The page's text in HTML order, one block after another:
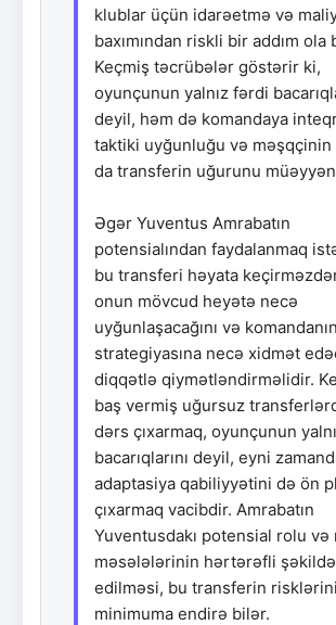
klublar üçün idarəetmə və
baxımından riskli bir addım ola
Keçmiş təcrübələr göstərir ki,
oyunçunun yalnız fərdi
deyil, həm də komandaya
taktiki uyğunluğu və məşqçinin
da transferin uğurunu
Əgər Yuventus Amrabatın
potensialından faydalanmaq
bu transferi həyata
onun mövcud heyətə necə
uyğunlaşacağını və
strategiyasına necə xidmət
diqqətlə qiymətləndirməlidir.
baş vermiş uğursuz
dərs çıxarmaq, oyunçunun
bacarıqlarını deyil, eyni
adaptasiya qabiliyyətini də ön
çıxarmaq vacibdir. Amrabatın
Yuventusdakı potensial rolu və
məsələlərinin hərtərəfli
edilməsi, bu transferin risklərini
minimuma endirə bilər.